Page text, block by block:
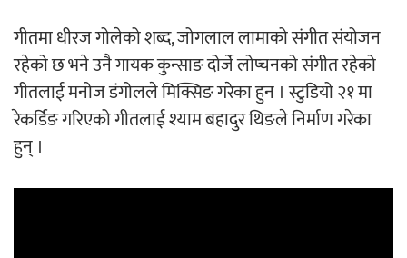
‘आइतबारको अफिस’ को परिचर्चा सम्पन्न
गीतमा धीरज गोलेको शब्द, जोगलाल लामाको संगीत संयोजन
रहेको छ भने उनै गायक कुन्साङ दोर्जे लोप्चनको संगीत रहेको
गीतलाई मनोज डंगोलले मिक्सिङ गरेका हुन । स्टुडियो २१ मा
रेकर्डिङ गरिएको गीतलाई श्याम बहादुर थिङले निर्माण गरेका
हुन् ।